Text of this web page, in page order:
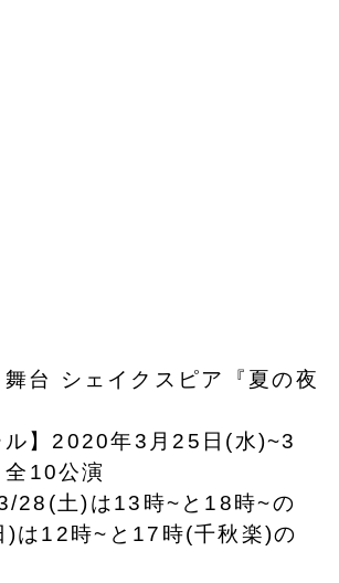
舞台 シェイクスピア『夏の夜
ル】2020年3月25日(水)~3
10公演
28(土)は13時~と18時~の
は12時~と17時(千秋楽)の